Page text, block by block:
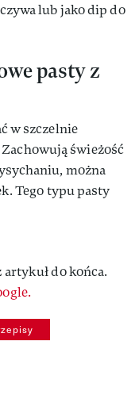
lub jako dip do
pasty z
w szczelnie
świeżość
można
Tego typu pasty
do końca.